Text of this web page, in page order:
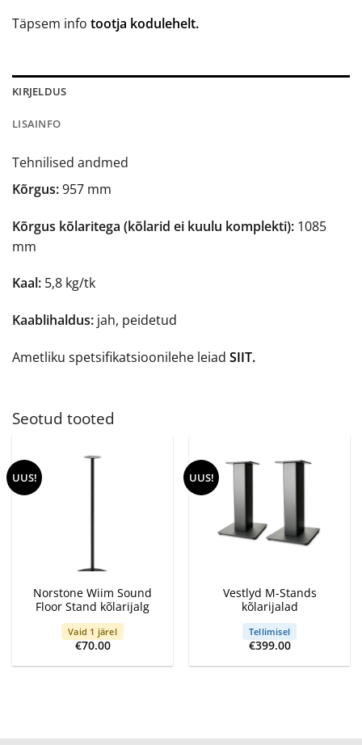
Täpsem info tootja kodulehelt.
KIRJELDUS
LISAINFO
Tehnilised andmed
Kõrgus:957 mm
Kõrgus kõlaritega (kõlarid ei kuulu komplekti): 1085
mm
Kaal: 5,8 kg/tk
Kaablihaldus: jah, peidetud
Ametliku spetsifikatsioonilehe leiad SIIT.
Seotud tooted
UUS!
Norstone Wiim Sound
Floor Stand kõlarijalg
Vaid 1 järel
€70.00
UUS!
Vestlyd M-Stands
kõlarijalad
Tellimisel
€399.00